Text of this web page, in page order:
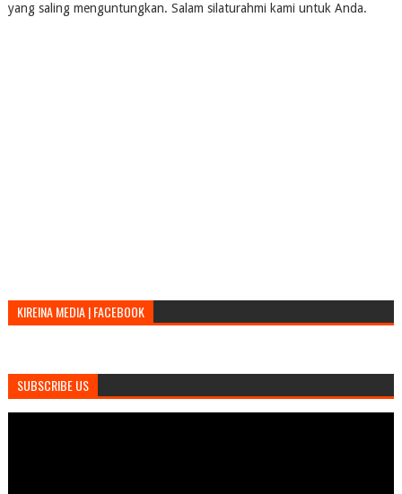
yang saling menguntungkan. Salam silaturahmi kami untuk Anda.
KIREINA MEDIA | FACEBOOK
SUBSCRIBE US